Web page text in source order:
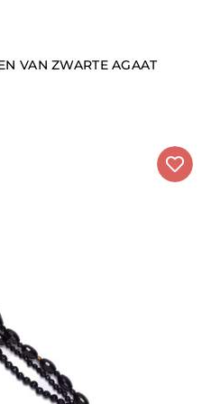
VAN ZWARTE AGAAT